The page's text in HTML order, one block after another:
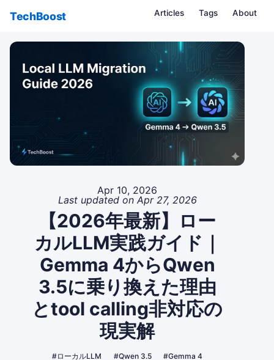
TechBoost Articles Tags About
Apr 10, 2026
Last updated on Apr 27, 2026
【2026年最新】ロー
カルLLM実践ガイド｜
Gemma 4からQwen
3.5に乗り換えた理由
とtool calling非対応の
現実解
#ローカルLLM #Qwen 3.5 #Gemma 4